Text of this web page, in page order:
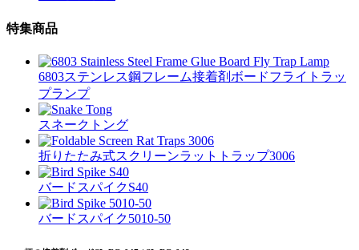
特集商品
6803ステンレス鋼フレーム接着剤ボードフライトラッ
プランプ
スネークトング
折りたたみ式スクリーンラットトラップ3006
バードスパイクS40
バードスパイク5010-50